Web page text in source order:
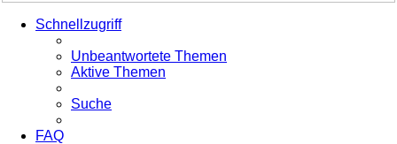
Schnellzugriff
Unbeantwortete Themen
Aktive Themen
Suche
FAQ